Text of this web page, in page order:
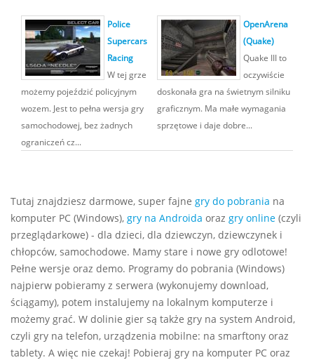
Police
Supercars
Racing
W tej grze
możemy pojeździć policyjnym
wozem. Jest to pełna wersja gry
samochodowej, bez żadnych
ograniczeń cz...
OpenArena
(Quake)
Quake III to
oczywiście
doskonała gra na świetnym silniku
graficznym. Ma małe wymagania
sprzętowe i daje dobre...
Tutaj znajdziesz darmowe, super fajne gry do pobrania na
komputer PC (Windows), gry na Androida oraz gry online (czyli
przeglądarkowe) - dla dzieci, dla dziewczyn, dziewczynek i
chłopców, samochodowe. Mamy stare i nowe gry odlotowe!
Pełne wersje oraz demo. Programy do pobrania (Windows)
najpierw pobieramy z serwera (wykonujemy download,
ściągamy), potem instalujemy na lokalnym komputerze i
możemy grać. W dolinie gier są także gry na system Android,
czyli gry na telefon, urządzenia mobilne: na smarftony oraz
tablety. A więc nie czekaj! Pobieraj gry na komputer PC oraz